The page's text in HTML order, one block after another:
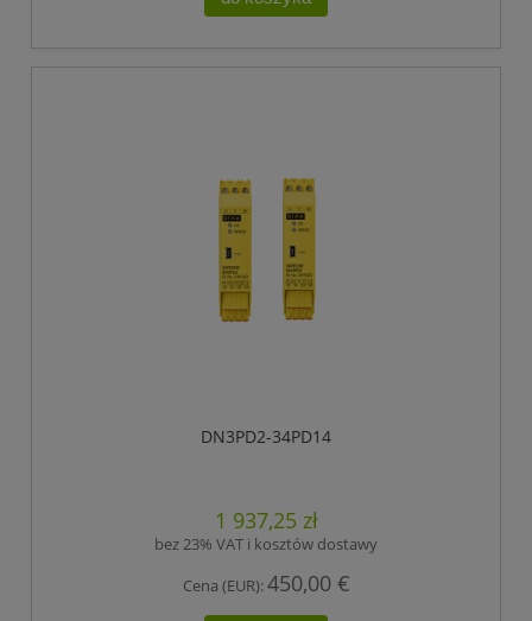
DN3PD2-34PD14
1 937,25 zł
bez 23% VAT i kosztów dostawy
Cena (EUR):450,00 €